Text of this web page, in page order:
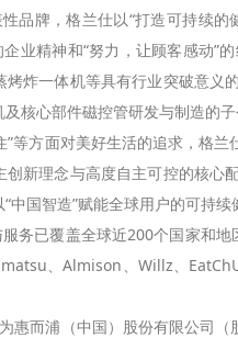
牌，格兰仕以“打造可持续的
企业精神和“努力，让顾客感动
炸一体机等具有行业突破意
核心部件磁控管研发与制造的
方面对美好生活的追求，格兰
新理念与高度自主可控的核
中国智造”赋能全球用户的可持续
已覆盖全球近200个国家和地
、Almison、Willz、
而浦（中国）股份有限公司（